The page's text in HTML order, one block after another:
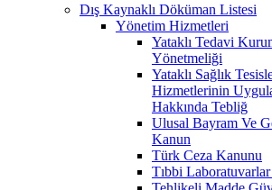
Dış Kaynaklı Döküman Listesi
Yönetim Hizmetleri
Yataklı Tedavi
Yönetmeliği
Yataklı Sağlık
Hizmetlerinin
Hakkında Tebliğ
Ulusal Bayram Ve
Kanun
Türk Ceza Kanunu
Tıbbi